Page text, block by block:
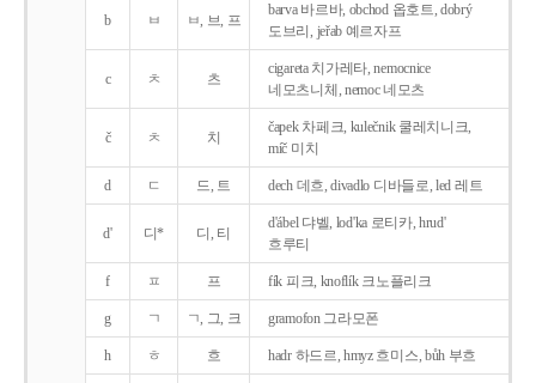
b ㅂ ㅂ, 브, 프
barva 바르바, obchod 옵호트, dobrý
도브리, jeřab 예르자프
c ㅊ 츠
cigareta 치가레타, nemocnice
네모츠니체, nemoc 네모츠
č ㅊ 치
čapek 차페크, kulečnik 쿨레치니크,
míč 미치
d ㄷ 드, 트 dech 데흐, divadlo 디바들로, led 레트
d' 디* 디, 티
d'ábel 댜벨, lod'ka 로티카, hrud'
흐루티
f ㅍ 프 fík 피크, knoflík 크노플리크
g ㄱ ㄱ, 그, 크 gramofon 그라모폰
h ㅎ 흐 hadr 하드르, hmyz 흐미스, bůh 부흐